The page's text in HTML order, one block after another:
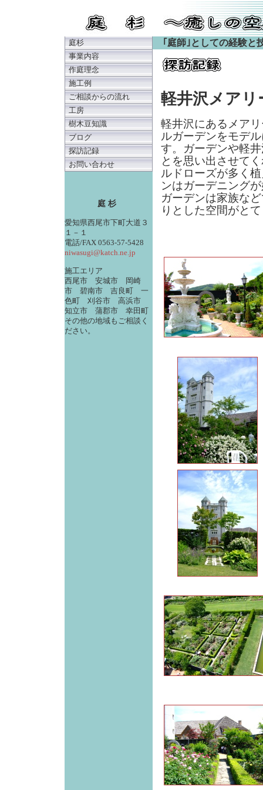
庭杉
事業内容
作庭理念
施工例
ご相談からの流れ
工房
樹木豆知識
ブログ
探訪記録
お問い合わせ
庭 杉
愛知県西尾市下町大道３
１－１
電話/FAX 0563-57-5428
niwasugi@katch.ne.jp
施工エリア
西尾市 安城市 岡崎
市 碧南市 吉良町 一
色町 刈谷市 高浜市
知立市 蒲郡市 幸田町
その他の地域もご相談く
ださい。
｢庭師｣としての経験と
軽井沢メア
軽井沢にあるメア
ルガーデンをモデ
す。ガーデンや軽
とを思い出させて
ルドローズが多く
ンはガーデニング
ガーデンは家族な
りとした空間がと